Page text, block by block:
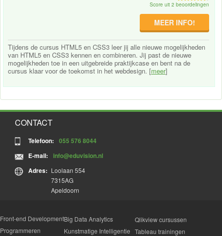
Score uit 2 beoordelingen
MEER INFO!
Tijdens de cursus HTML5 en CSS3 leer jij alle nieuwe mogelijkheden
van HTML5 en CSS3 kennen en combineren. Jij past de nieuwe
mogelijkheden toe in een uitgebreide praktijkcase en bent na de
cursus klaar voor de toekomst in het webdesign. [meer]
CONTACT
Telefoon:
055 576 8044
E-mail:
info@eduvision.nl
Adres: Loolaan 554
7315AG
Apeldoorn
Front-end Development
Programmeren
Big Data Analytics
Kunstmatige Intelligentie
Qlikview cursussen
Tableau trainingen